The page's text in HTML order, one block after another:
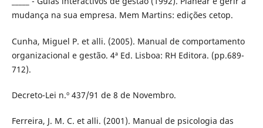
mudança na sua empresa. Mem Martins: edições cetop.
Cunha, Miguel P. et alli. (2005). Manual de comportamento
organizacional e gestão. 4ª Ed. Lisboa: RH Editora. (pp.689-
712).
Decreto-Lei n.º 437/91 de 8 de Novembro.
Ferreira, J. M. C. et alli. (2001). Manual de psicologia das